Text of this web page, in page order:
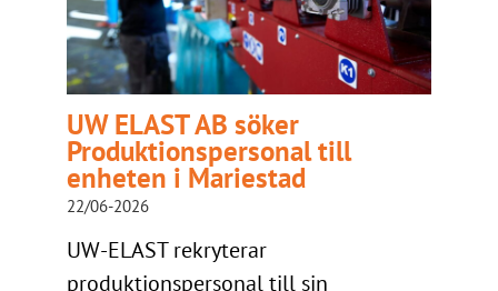
UW ELAST AB söker
Produktionspersonal till
enheten i Mariestad
22/06-2026
UW-ELAST rekryterar
produktionspersonal till sin